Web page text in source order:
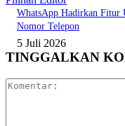
WhatsApp Hadirkan Fitur
Nomor Telepon
5 Juli 2026
TINGGALKAN